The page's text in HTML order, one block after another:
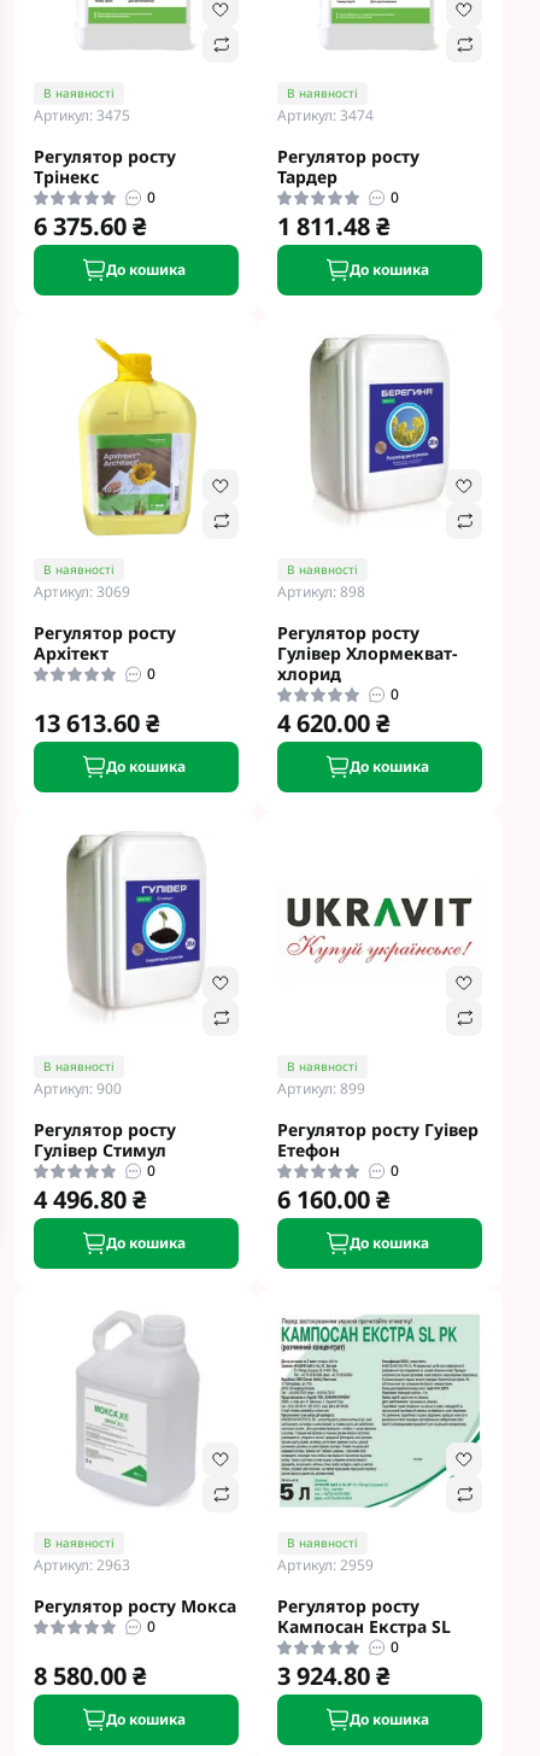
В наявності
Артикул: 3475
Регулятор росту
Трінекс
0
6 375.60 ₴
До кошика
В наявності
Артикул: 3474
Регулятор росту
Тардер
0
1 811.48 ₴
До кошика
В наявності
Артикул: 3069
Регулятор росту
Архітект
0
13 613.60 ₴
До кошика
В наявності
Артикул: 898
Регулятор росту
Гулівер Хлормекват-
хлорид
0
4 620.00 ₴
До кошика
В наявності
Артикул: 900
Регулятор росту
Гулівер Стимул
0
4 496.80 ₴
До кошика
В наявності
Артикул: 899
Регулятор росту Гуівер
Етефон
0
6 160.00 ₴
До кошика
В наявності
Артикул: 2963
Регулятор росту Мокса
0
8 580.00 ₴
До кошика
В наявності
Артикул: 2959
Регулятор росту
Кампосан Екстра SL
0
3 924.80 ₴
До кошика